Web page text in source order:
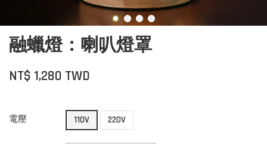
融蠟燈：喇叭燈罩
NT$ 1,280 TWD
電壓 110V 220V